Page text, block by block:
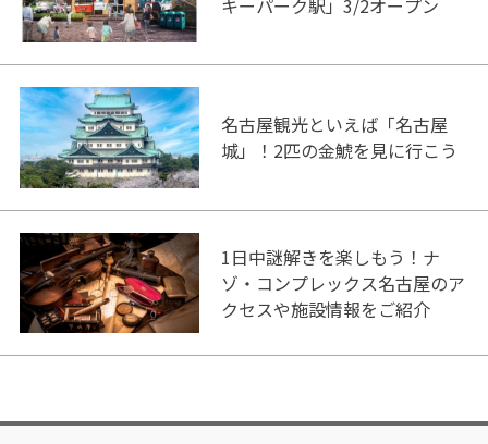
名古屋観光といえば「名古屋
城」！2匹の金鯱を見に行こう
1日中謎解きを楽しもう！ナ
ゾ・コンプレックス名古屋のア
クセスや施設情報をご紹介